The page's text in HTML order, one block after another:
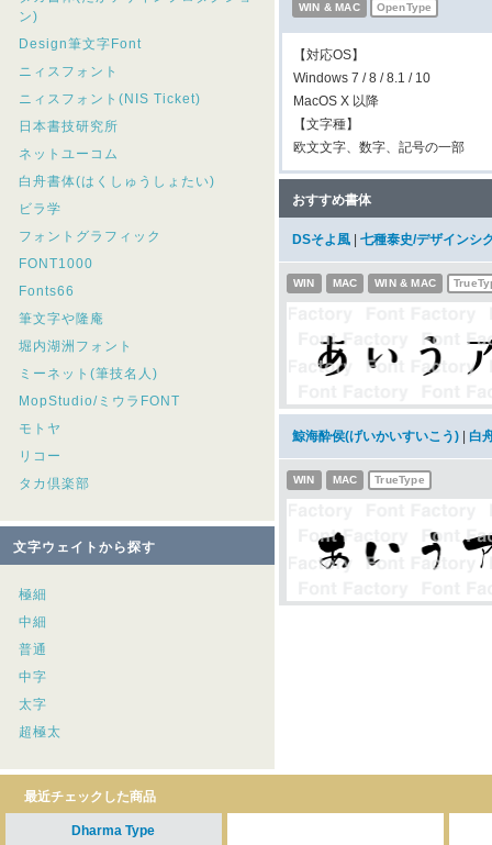
ン)
Design筆文字Font
ニィスフォント
ニィスフォント(NIS Ticket)
日本書技研究所
ネットユーコム
白舟書体(はくしゅうしょたい)
ビラ学
フォントグラフィック
FONT1000
Fonts66
筆文字や隆庵
堀内湖洲フォント
ミーネット(筆技名人)
MopStudio/ミウラFONT
モトヤ
リコー
タカ倶楽部
文字ウェイトから探す
極細
中細
普通
中字
太字
超極太
WIN & MAC OpenType
【対応OS】
Windows 7 / 8 / 8.1 / 10
MacOS X 以降
【文字種】
欧文文字、数字、記号の一部
おすすめ書体
DSそよ風 七種泰史/デザインシ
WIN MAC WIN & MAC
鯨海酔侯(げいかいすいこう) 白
WIN MAC TrueType
最近チェックした商品
Dharma Type